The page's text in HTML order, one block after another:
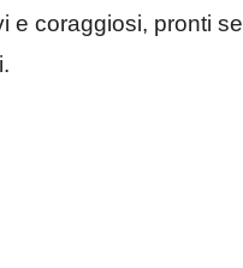
e coraggiosi, pronti